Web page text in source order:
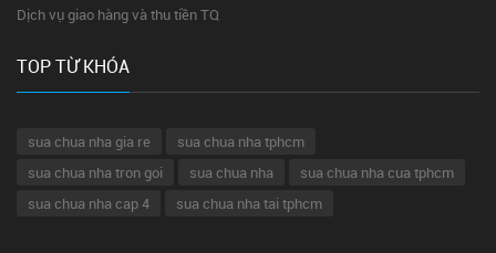
Dịch vụ giao hàng và thu tiền TQ
TOP TỪ KHÓA
sua chua nha gia re
sua chua nha tphcm
sua chua nha tron goi
sua chua nha
sua chua nha cua tphcm
sua chua nha cap 4
sua chua nha tai tphcm